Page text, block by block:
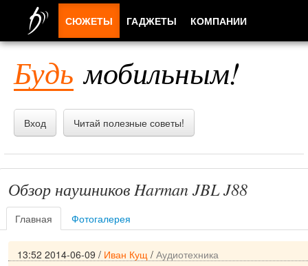
Будь мобильным!
Вход Читай полезные советы!
Обзор наушников Harman JBL J88
Главная Фотогалерея
13:52 2014-06-09 / Иван Кущ / Аудиотехника
СЮЖЕТЫ ГАДЖЕТЫ КОМПАНИИ
ПРИЛОЖЕНИЯ